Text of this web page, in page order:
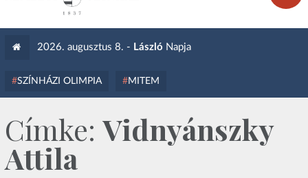
2026. augusztus 8. - László Napja
SZÍNHÁZI OLIMPIA MITEM
Címke: Vidnyánszky
Attila